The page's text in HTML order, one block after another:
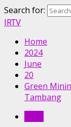
Search for:
IRTV
Home
2024
June
20
Green
Tambang